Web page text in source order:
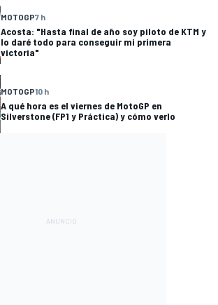
MOTOGP7 h
Acosta: "Hasta final de año soy piloto de KTM y
lo daré todo para conseguir mi primera
victoria"
MOTOGP10 h
A qué hora es el viernes de MotoGP en
Silverstone (FP1 y Práctica) y cómo verlo